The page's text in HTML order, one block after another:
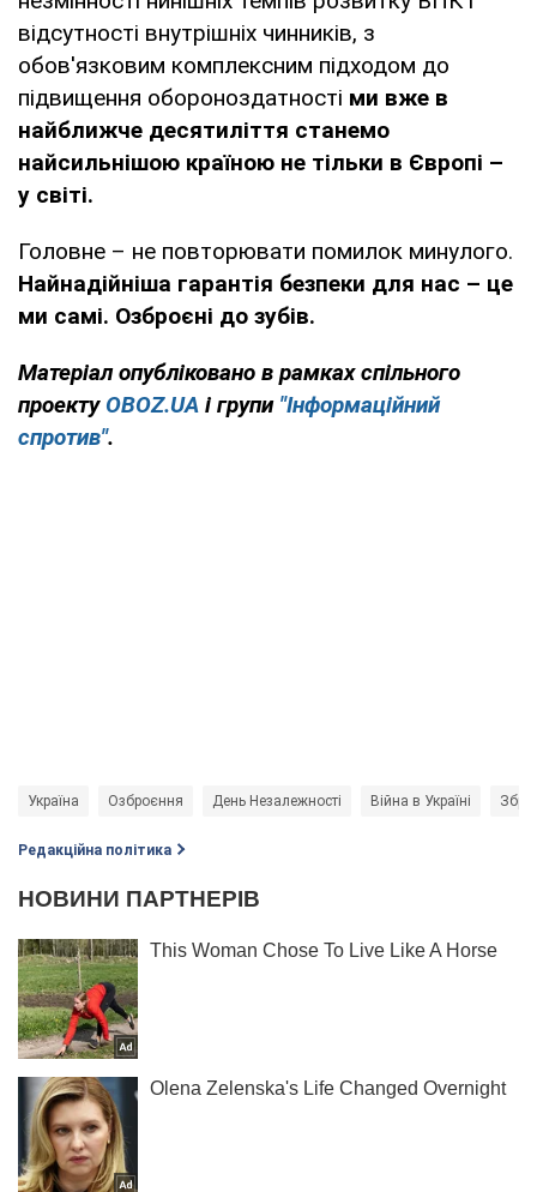
відсутності внутрішніх чинників, з
обов'язковим комплексним підходом до
підвищення обороноздатності ми вже в
найближче десятиліття станемо
найсильнішою країною не тільки в Європі –
у світі.
Головне – не повторювати помилок минулого.
Найнадійніша гарантія безпеки для нас – це
ми самі. Озброєні до зубів.
Матеріал опубліковано в рамках спільного
проекту OBOZ.UA і групи "Інформаційний
спротив".
Україна Озброєння День Незалежності Війна в Україні
Редакційна політика